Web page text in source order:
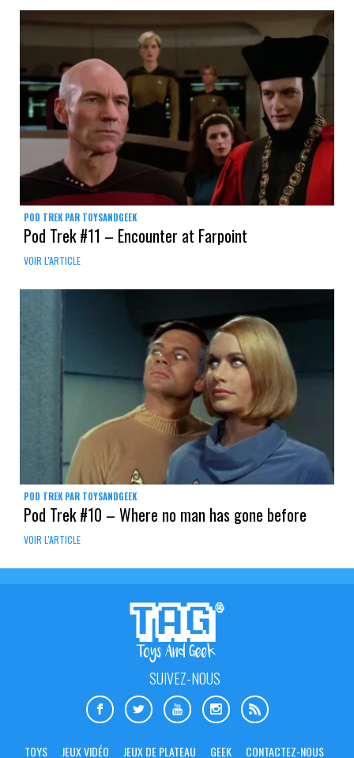
POD TREK PAR TOYSANDGEEK
Pod Trek #11 – Encounter at Farpoint
VOIR L'ARTICLE
POD TREK PAR TOYSANDGEEK
Pod Trek #10 – Where no man has gone before
VOIR L'ARTICLE
SUIVEZ-NOUS
TOYS JEUX VIDÉO JEUX DE PLATEAU GEEK CONTACTEZ-NOUS